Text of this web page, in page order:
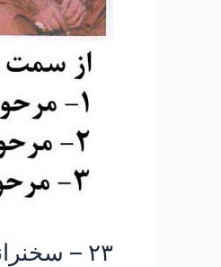
۲۳ –
در
مورد
توسل
حضرت
الله